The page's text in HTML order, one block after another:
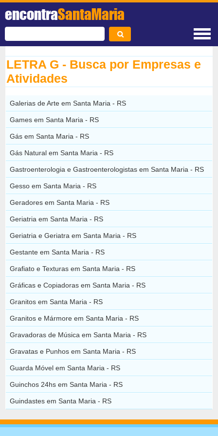
encontraSantaMaria
LETRA G - Busca por Empresas e
Atividades
Galerias de Arte em Santa Maria - RS
Games em Santa Maria - RS
Gás em Santa Maria - RS
Gás Natural em Santa Maria - RS
Gastroenterologia e Gastroenterologistas em Santa Maria - RS
Gesso em Santa Maria - RS
Geradores em Santa Maria - RS
Geriatria em Santa Maria - RS
Geriatria e Geriatra em Santa Maria - RS
Gestante em Santa Maria - RS
Grafiato e Texturas em Santa Maria - RS
Gráficas e Copiadoras em Santa Maria - RS
Granitos em Santa Maria - RS
Granitos e Mármore em Santa Maria - RS
Gravadoras de Música em Santa Maria - RS
Gravatas e Punhos em Santa Maria - RS
Guarda Móvel em Santa Maria - RS
Guinchos 24hs em Santa Maria - RS
Guindastes em Santa Maria - RS